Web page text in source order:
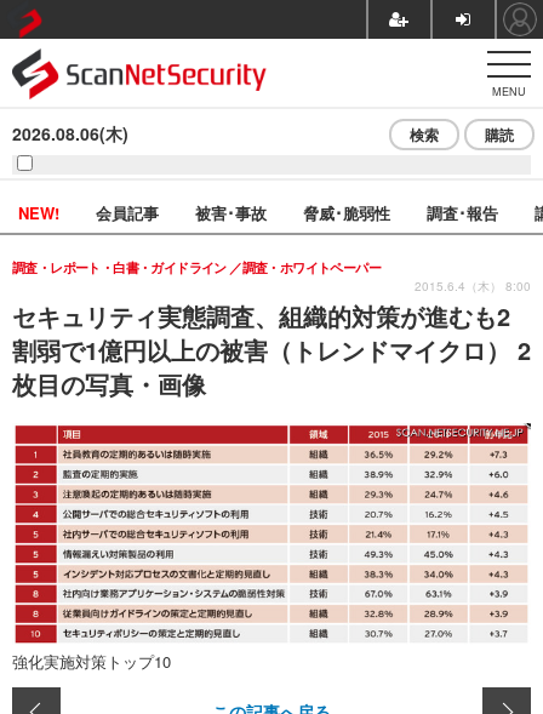
MENU
2026.08.06(木) 検索 購読
NEW! 会員記事 被害･事故 脅威･脆弱性 調査･報告
セキュリティ実態調査、組織的対策が進むも2
割弱で1億円以上の被害（トレンドマイクロ） 2
枚目の写真・画像
調査・レポート・白書・ガイドライン 調査・ホワイトペーパー
2015.6.4（木） 8:00
強化実施対策トップ10